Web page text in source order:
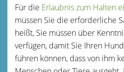
Für die Erlaubnis zum Halten
müssen Sie die erforderliche
heißt, Sie müssen über
verfügen, damit Sie Ihren
führen können, dass von ihm